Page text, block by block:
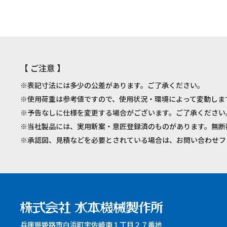
【 ご注意 】
※表記寸法には多少の公差があります。ご了承ください。
※使用荷重は参考値ですので、使用状況・環境によって変動し
※予告なしに仕様を変更する場合がございます。ご了承くださ
※当社製品には、実用新案・意匠登録済のものがあります。無
※承認図、見積などを必要とされている場合は、お問い合わせ
兵庫県姫路市白浜町宇佐崎南１丁目２７番地